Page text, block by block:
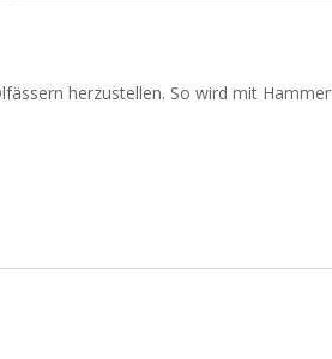
herzustellen. So wird mit Hammer